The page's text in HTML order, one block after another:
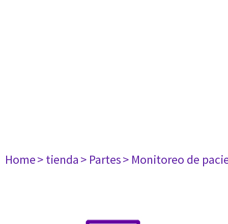
Home> tienda> Partes> Monitoreo de